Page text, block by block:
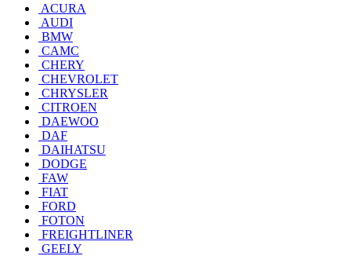
ACURA
AUDI
BMW
CAMC
CHERY
CHEVROLET
CHRYSLER
CITROEN
DAEWOO
DAF
DAIHATSU
DODGE
FAW
FIAT
FORD
FOTON
FREIGHTLINER
GEELY